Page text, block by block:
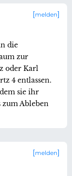
melden
die
zur
oder Karl
4 entlassen.
sie ihr
Ableben
melden